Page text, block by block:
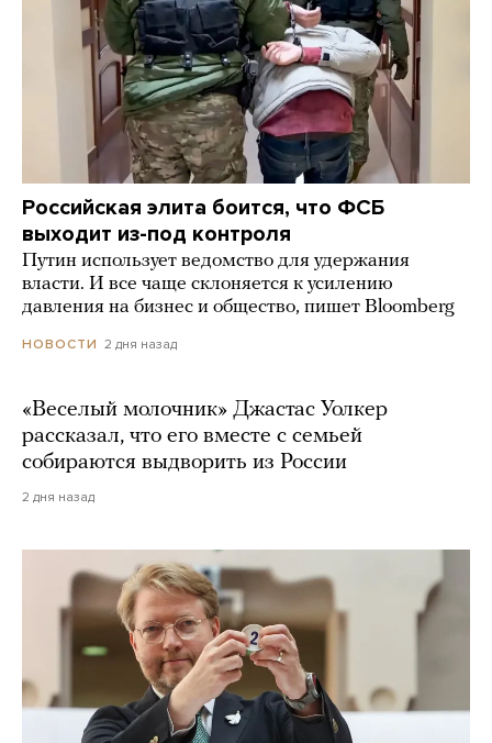
Российская элита боится, что ФСБ
выходит из-под контроля
Путин использует ведомство для удержания
власти. И все чаще склоняется к усилению
давления на бизнес и общество, пишет Bloomberg
НОВОСТИ 2 дня назад
«Веселый молочник» Джастас Уолкер
рассказал, что его вместе с семьей
собираются выдворить из России
2 дня назад